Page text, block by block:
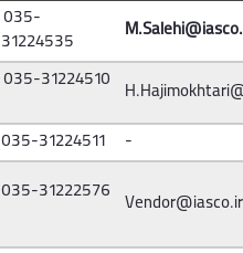
035-
31224535
035-31224510
035-31224511 -
035-31222576 Vendor@iasco.ir